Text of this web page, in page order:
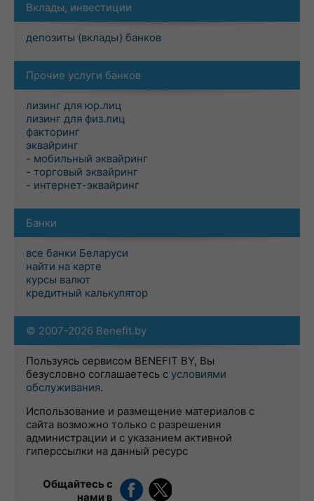
Вклады, инвестиции
депозиты (вклады) банков
Прочие услуги банков
лизинг для юр.лиц
лизинг для физ.лиц
факторинг
эквайринг
- мобильный эквайринг
- торговый эквайринг
- интернет-эквайринг
Банки
все банки Беларуси
найти на карте
курсы валют
кредитный калькулятор
© 2007-2026 Benefit.by
Пользуясь сервисом BENEFIT BY, Вы
безусловно соглашаетесь с условиями
обслуживания.
Использование и размещение материалов с
сайта возможно только с разрешения
администрации и с указанием активной
гиперссылки на данный ресурс
Общайтесь с
нами в